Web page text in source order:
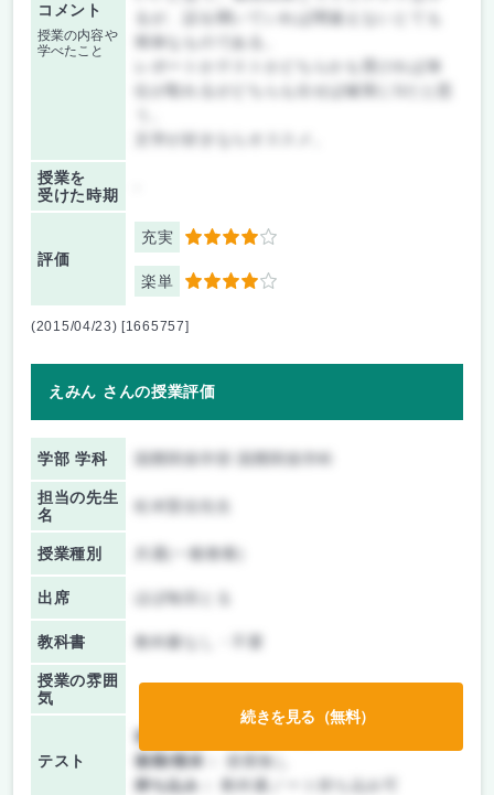
コメント
授業の内容や
学べたこと
るが、話を聞いていれば間違えないとても
簡単なものである。
位が取れるがどちらも出せば確実にSだと思
授業を
受けた時期
評価
充実 4
楽単 4
(2015/04/23) [1665757]
えみん さんの授業評価
学部 学科
担当の先生
名
授業種別 共通(一般教養)
出席 ほぼ毎回とる
教科書 教科書なし・不要
授業の雰囲
気
テスト
前期/中間：
後期/期末：
授業無し
持ち込み：
教科書ノート持ち込み可
続きを見る（無料）